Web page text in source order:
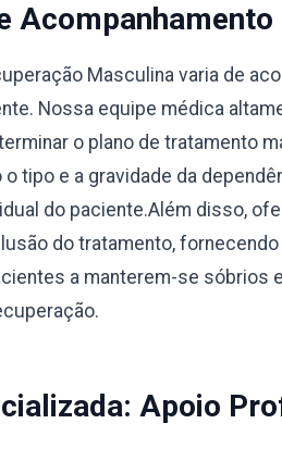
Acompanhamento
Masculina varia de
Nossa equipe médica
o plano de tratamento
tipo e a gravidade da
do paciente.Além disso,
do tratamento,
a manterem-se sóbrios
Apoio